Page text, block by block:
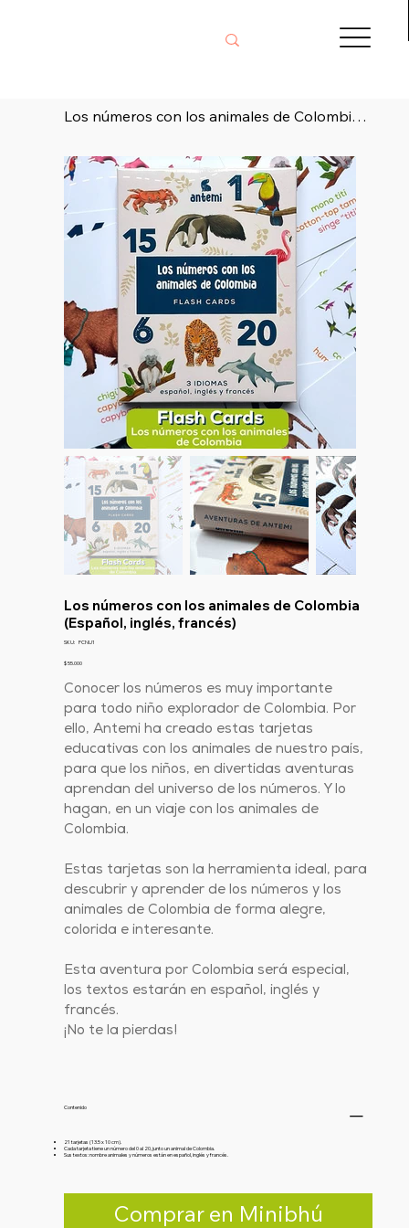
Los números con los animales de Colombia (Español, inglés, francés)
Los números con los animales de Colombia
(Español, inglés, francés)
SKU: SKU
FCNU1
Precio
$ 55.000
Conocer los números es muy importante
para todo niño explorador de Colombia. Por
ello, Antemi ha creado estas tarjetas
educativas con los animales de nuestro país,
para que los niños, en divertidas aventuras
aprendan del universo de los números. Y lo
hagan, en un viaje con los animales de
Colombia.
Estas tarjetas son la herramienta ideal, para
descubrir y aprender de los números y los
animales de Colombia de forma alegre,
colorida e interesante.
Esta aventura por Colombia será especial,
los textos estarán en español, inglés y
francés.
¡No te la pierdas!
Contenido
21 tarjetas (13.5 x 10 cm).
Cada tarjeta tiene un número del 0 al 20, junto un animal de Colombia.
Sus textos: nombre animales y números están en español, inglés y francés.
Comprar en Minibhú